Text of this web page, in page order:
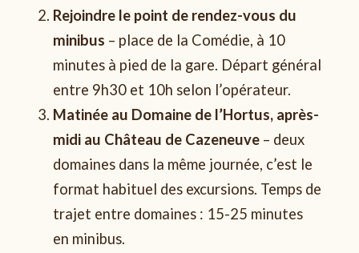
Rejoindre le point de rendez-vous du
minibus – place de la Comédie, à 10
minutes à pied de la gare. Départ général
entre 9h30 et 10h selon l’opérateur.
Matinée au Domaine de l’Hortus, après-
midi au Château de Cazeneuve – deux
domaines dans la même journée, c’est le
format habituel des excursions. Temps de
trajet entre domaines : 15-25 minutes
en minibus.